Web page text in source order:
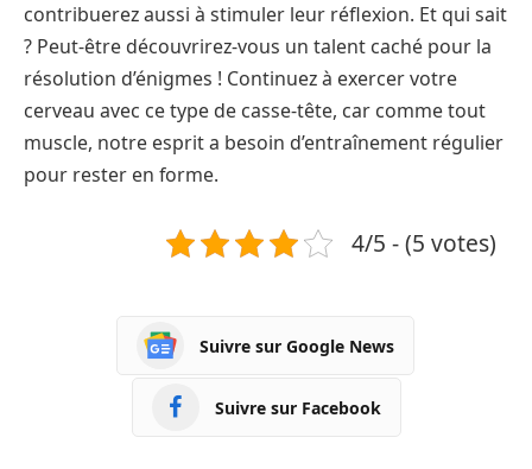
contribuerez aussi à stimuler leur réflexion. Et qui sait
? Peut-être découvrirez-vous un talent caché pour la
résolution d’énigmes ! Continuez à exercer votre
cerveau avec ce type de casse-tête, car comme tout
muscle, notre esprit a besoin d’entraînement régulier
pour rester en forme.
4/5 - (5 votes)
Suivre sur Google News
Suivre sur Facebook